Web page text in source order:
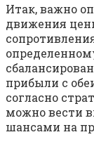
Итак, важно
движения
прибыли с
согласно
можно вести
шансами на